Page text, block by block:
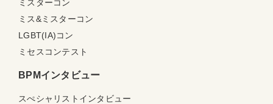
ミスターコン
ミス&ミスターコン
LGBT(IA)コン
ミセスコンテスト
BPMインタビュー
スぺシャリストインタビュー